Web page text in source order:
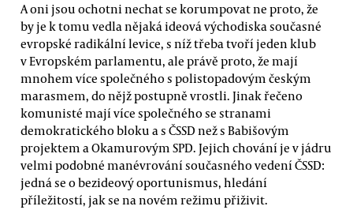
A oni jsou ochotni nechat se korumpovat ne proto, že
by je k tomu vedla nějaká ideová východiska současné
evropské radikální levice, s níž třeba tvoří jeden klub
v Evropském parlamentu, ale právě proto, že mají
mnohem více společného s polistopadovým českým
marasmem, do nějž postupně vrostli. Jinak řečeno
komunisté mají více společného se stranami
demokratického bloku a s ČSSD než s Babišovým
projektem a Okamurovým SPD. Jejich chování je v jádru
velmi podobné manévrování současného vedení ČSSD:
jedná se o bezideový oportunismus, hledání
příležitostí, jak se na novém režimu přiživit.